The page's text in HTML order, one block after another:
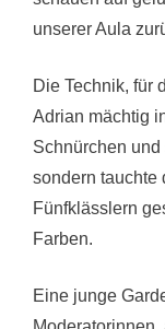
unserer Aula
Die Technik, für
Adrian mächtig
Schnürchen und
sondern tauchte
Fünfklässlern
Farben.
Eine junge